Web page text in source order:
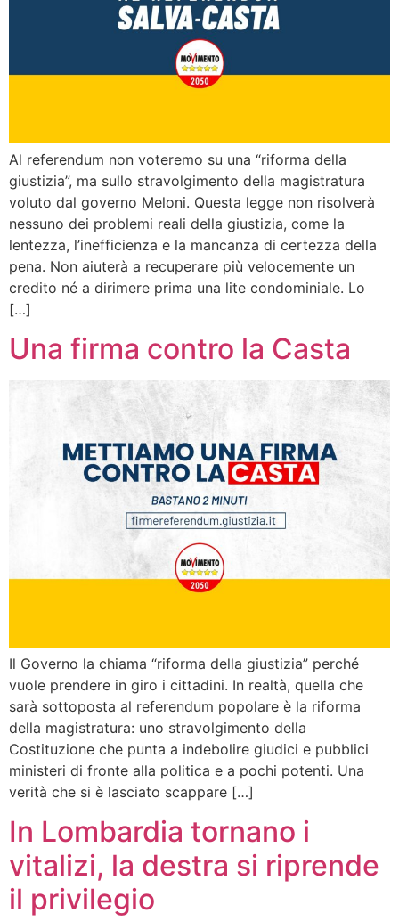
Al referendum non voteremo su una “riforma della
giustizia”, ma sullo stravolgimento della magistratura
voluto dal governo Meloni. Questa legge non risolverà
nessuno dei problemi reali della giustizia, come la
lentezza, l’inefficienza e la mancanza di certezza della
pena. Non aiuterà a recuperare più velocemente un
credito né a dirimere prima una lite condominiale. Lo
[…]
Una firma contro la Casta
Il Governo la chiama “riforma della giustizia” perché
vuole prendere in giro i cittadini. In realtà, quella che
sarà sottoposta al referendum popolare è la riforma
della magistratura: uno stravolgimento della
Costituzione che punta a indebolire giudici e pubblici
ministeri di fronte alla politica e a pochi potenti. Una
verità che si è lasciato scappare […]
In Lombardia tornano i
vitalizi, la destra si riprende
il privilegio